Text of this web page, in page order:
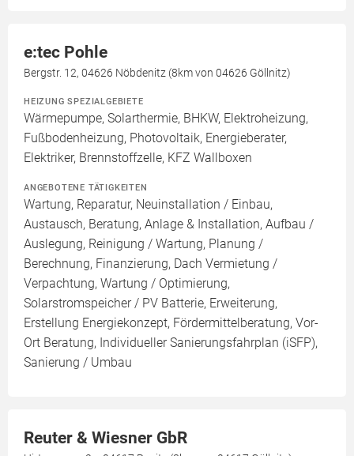
e:tec Pohle
Bergstr. 12, 04626 Nöbdenitz (8km von 04626 Göllnitz)
HEIZUNG SPEZIALGEBIETE
Wärmepumpe, Solarthermie, BHKW, Elektroheizung,
Fußbodenheizung, Photovoltaik, Energieberater,
Elektriker, Brennstoffzelle, KFZ Wallboxen
ANGEBOTENE TÄTIGKEITEN
Wartung, Reparatur, Neuinstallation / Einbau,
Austausch, Beratung, Anlage & Installation, Aufbau /
Auslegung, Reinigung / Wartung, Planung /
Berechnung, Finanzierung, Dach Vermietung /
Verpachtung, Wartung / Optimierung,
Solarstromspeicher / PV Batterie, Erweiterung,
Erstellung Energiekonzept, Fördermittelberatung, Vor-
Ort Beratung, Individueller Sanierungsfahrplan (iSFP),
Sanierung / Umbau
Reuter & Wiesner GbR